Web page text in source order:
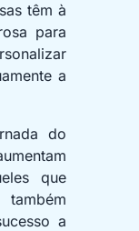
têm à
para
a
do
que
a